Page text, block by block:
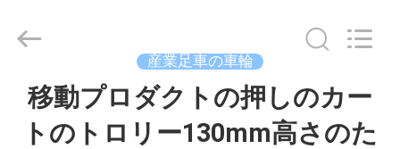
Industrial
Reserved.
産業足車の車輪
移動プロダクトの押しのカー
トのトロリー130mm高さのた